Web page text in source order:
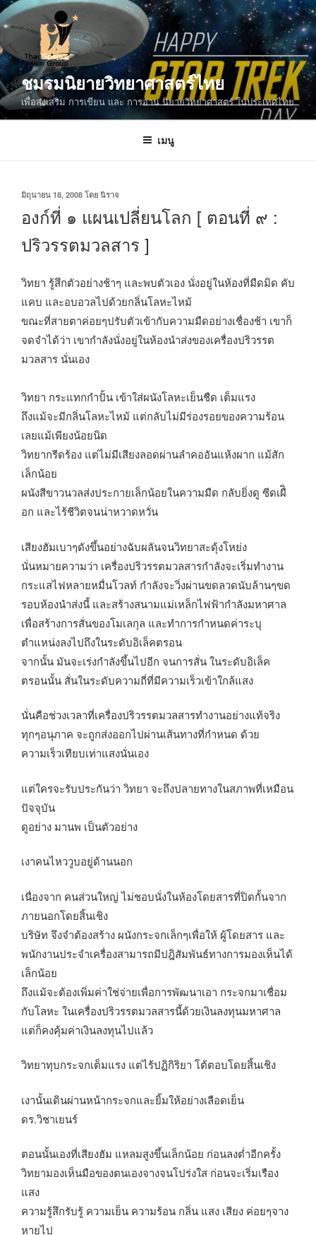
ข้าม
ไป
ยัง
บทความ
ชมรมนิยายวิทยาศาสตร์ไทย
เพื่อส่งเสริม การเขียน และ การอ่าน นิยายวิทยาศาสตร์ ในประเทศไทย
เมนู
เขียน
ที่
มิถุนายน 18, 2008 โดย นิราจ
องก์ที่ ๑ แผนเปลี่ยนโลก [ ตอนที่ ๙ :
ปริวรรตมวลสาร ]
วิทยา รู้สึกตัวอย่างช้าๆ และพบตัวเอง นั่งอยู่ในห้องที่มืดมิด คับ
แคบ และอบอวลไปด้วยกลิ่นโลหะไหม้
ขณะที่สายตาค่อยๆปรับตัวเข้ากับความมืดอย่างเชื่องช้า เขาก็
จดจำได้ว่า เขากำลังนั่งอยู่ในห้องนำส่งของเครื่องปริวรรต
มวลสาร นั่นเอง
วิทยา กระแทกกำปั้น เข้าใส่ผนังโลหะเย็นชืด เต็มแรง
ถึงแม้จะมีกลิ่นโลหะไหม้ แต่กลับไม่มีร่องรอยของความร้อน
เลยแม้เพียงน้อยนิด
วิทยากรีดร้อง แต่ไม่มีเสียงลอดผ่านลำคออันแห้งผาก แม้สัก
เล็กน้อย
ผนังสีขาวนวลส่งประกายเล็กน้อยในความมืด กลับยิ่งดู ซีดเผืิ
อก และไร้ชีวิตจนน่าหวาดหวั่น
เสียงฮัมเบาๆดังขึ้นอย่างฉับผลันจนวิทยาสะดุ้งโหย่ง
นั่นหมายความว่า เครื่องปริวรรตมวลสารกำลังจะเริ่มทำงาน
กระแสไฟหลายหมื่นโวลท์ กำลังจะวิ่งผ่านขดลวดนับล้านๆขด
รอบห้องนำส่งนี้ และสร้างสนามแม่เหล็กไฟฟ้ากำลังมหาศาล
เพื่อสร้างการสั่นของโมเลกุล และทำการกำหนดค่าระบุ
ตำแหน่งลงไปถึงในระดับอิเล็คตรอน
จากนั้น มันจะเร่งกำลังขึ้นไปอีก จนการสั่น ในระดับอิเล็ค
ตรอนนั้น สั่นในระดับความถี่ที่มีความเร็วเข้าใกล้แสง
นั่นคือช่วงเวลาที่เครื่องปริวรรตมวลสารทำงานอย่างแท้จริง
ทุกๆอนุภาค จะถูกส่งออกไปผ่านเส้นทางที่กำหนด ด้วย
ความเร็วเทียบเท่าแสงนั่นเอง
แต่ใครจะรับประกันว่า วิทยา จะถึงปลายทางในสภาพที่เหมือน
ปัจจุบัน
ดูอย่าง มานพ เป็นตัวอย่าง
เงาคนไหววูบอยู่ด้านนอก
เนื่องจาก คนส่วนใหญ่ ไม่ชอบนั่งในห้องโดยสารที่ปิดกั้นจาก
ภายนอกโดยสิ้นเชิง
บริษัท จึงจำต้องสร้าง ผนังกระจกเล็กๆเพื่อให้ ผู้โดยสาร และ
พนักงานประจำเครื่องสามารถมีปฎิสัมพันธ์ทางการมองเห็นได้
เล็กน้อย
ถึงแม้จะต้องเพิ่มค่าใช่จ่ายเพื่อการพัฒนาเอา กระจกมาเชื่อม
กับโลหะ ในเครื่องปริวรรตมวลสารนี้ด้วยเงินลงทุนมหาศาล
แต่ก็คงคุ้มค่าเงินลงทุนไปแล้ว
วิทยาทุบกระจกเต็มแรง แต่ไร้ปฏิกิริยา โต้ตอบโดยสิ้นเชิง
เงานั้นเดินผ่านหน้ากระจกและยิ้มให้อย่างเลือดเย็น
ดร.วิชาเยนร์
ตอนนั้นเองที่เสียงฮัม แหลมสูงขึ้นเล็กน้อย ก่อนลงต่ำอีกครั้ง
วิทยามองเห็นมือของตนเองจางจนโปร่งใส ก่อนจะเริ่มเรือง
แสง
ความรู้สึกรับรู้ ความเย็น ความร้อน กลิ่น แสง เสียง ค่อยๆจาง
หายไป